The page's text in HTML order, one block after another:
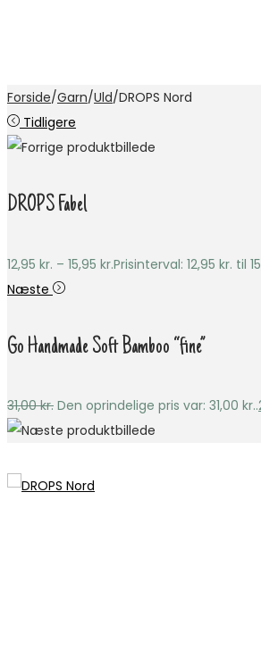
Forside/Garn/Uld/DROPS Nord
Tidligere
DROPS Fabel
12,95 kr. – 15,95 kr.Prisinterval: 12,95 kr. til
Næste
Go Handmade Soft Bamboo “fine”
31,00kr. Den oprindelige pris var: 31,00 kr..